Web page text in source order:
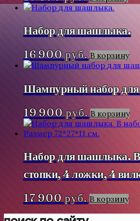
Набор для шашлыка.
16 900руб. В корзину
Шампурный набор
19 900руб. В корзину
Набор для шашлыка. В
стопки, 4 ложки, 4
17 900руб. В корзину